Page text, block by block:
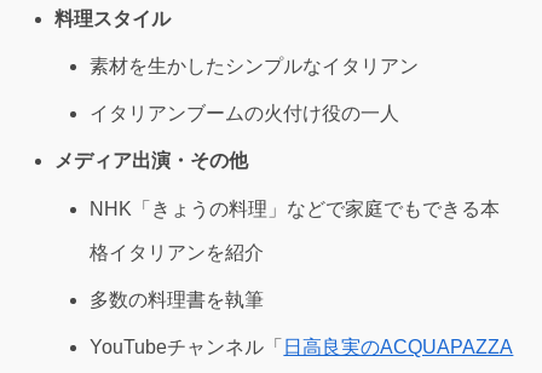
料理スタイル
素材を生かしたシンプルなイタリアン
イタリアンブームの火付け役の一人
メディア出演・その他
NHK「きょうの料理」などで家庭でもできる本
格イタリアンを紹介
多数の料理書を執筆
YouTubeチャンネル「 日高良実のACQUAPAZZA